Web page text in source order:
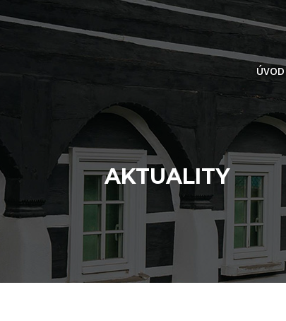
ÚVOD
AKTUALITY